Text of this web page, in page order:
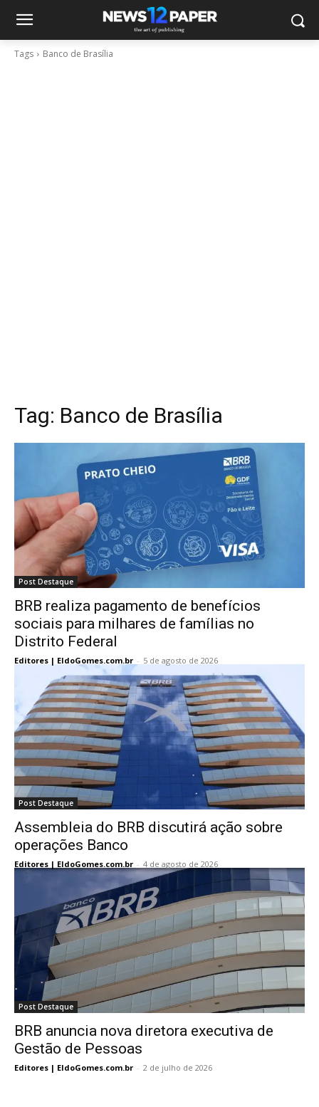
Tags Banco de Brasília
Tag: Banco de Brasília
Post Destaque
BRB realiza pagamento de benefícios
sociais para milhares de famílias no
Distrito Federal
Editores | EldoGomes.com.br - 5 de agosto de 2026
Post Destaque
Assembleia do BRB discutirá ação sobre
operações Banco
Editores | EldoGomes.com.br - 4 de agosto de 2026
Post Destaque
BRB anuncia nova diretora executiva de
Gestão de Pessoas
Editores | EldoGomes.com.br - 2 de julho de 2026